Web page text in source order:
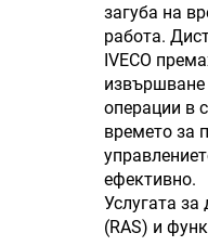
загуба на
работа.
IVECO
извършване
операции в
времето за
ефективно.
Услугата
(RAS) и